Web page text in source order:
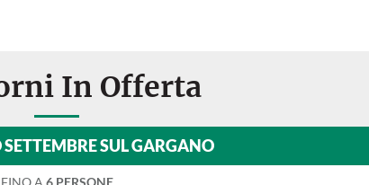
In Offerta
SUL GARGANO
FINO A 6 PERSONE